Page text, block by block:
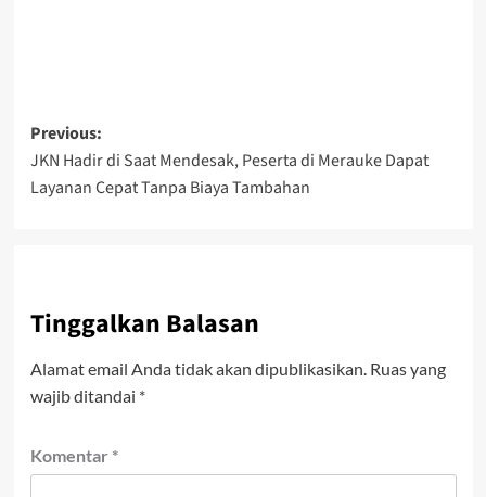
Post
navigation
Previous:
JKN Hadir di Saat Mendesak, Peserta di Merauke Dapat
Layanan Cepat Tanpa Biaya Tambahan
Tinggalkan Balasan
Alamat email Anda tidak akan dipublikasikan. Ruas yang
wajib ditandai *
Komentar *